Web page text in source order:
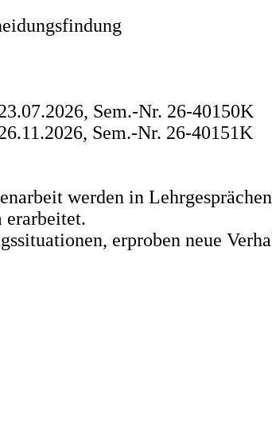
Sem.-Nr. 26-40150K
Sem.-Nr. 26-40151K
werden in
erarbeitet.
erproben neue